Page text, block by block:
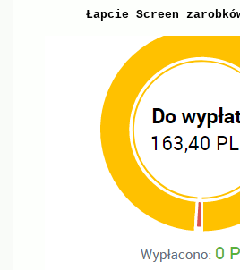
Łapcie Screen